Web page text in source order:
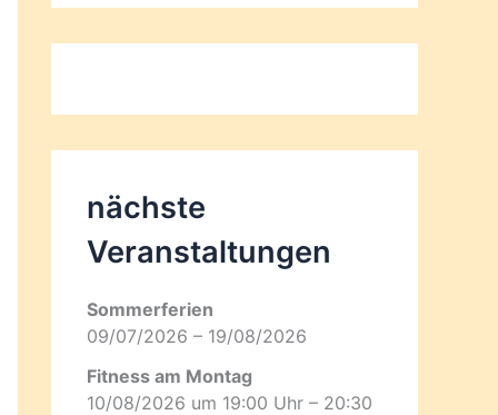
nächste
Veranstaltungen
Sommerferien
09/07/2026 – 19/08/2026
Fitness am Montag
10/08/2026 um 19:00 Uhr – 20:30